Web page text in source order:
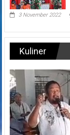
3 November 2022
Kuliner